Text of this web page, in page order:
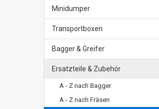
Minidumper
Transportboxen
Bagger & Greifer
Ersatzteile & Zubehör
A - Z nach Bagger
A - Z nach Fräsen